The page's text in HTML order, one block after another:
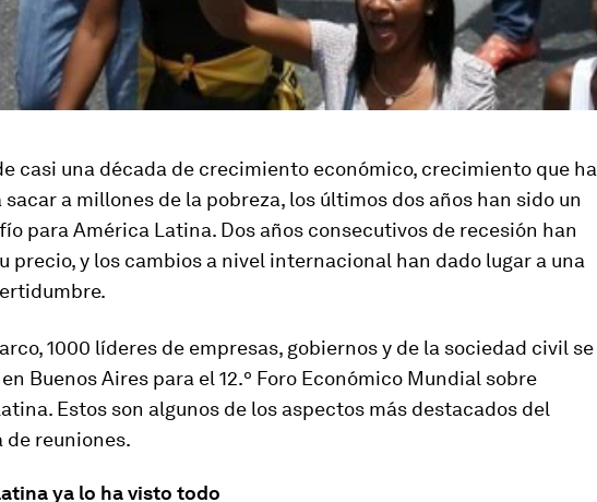
casi una década de crecimiento económico, crecimiento que ha
sacar a millones de la pobreza, los últimos dos años han sido un
para América Latina. Dos años consecutivos de recesión han
precio, y los cambios a nivel internacional han dado lugar a una
1000 líderes de empresas, gobiernos y de la sociedad civil se
Buenos Aires para el 12.º Foro Económico Mundial sobre
Estos son algunos de los aspectos más destacados del
de reuniones.
ya lo ha visto todo